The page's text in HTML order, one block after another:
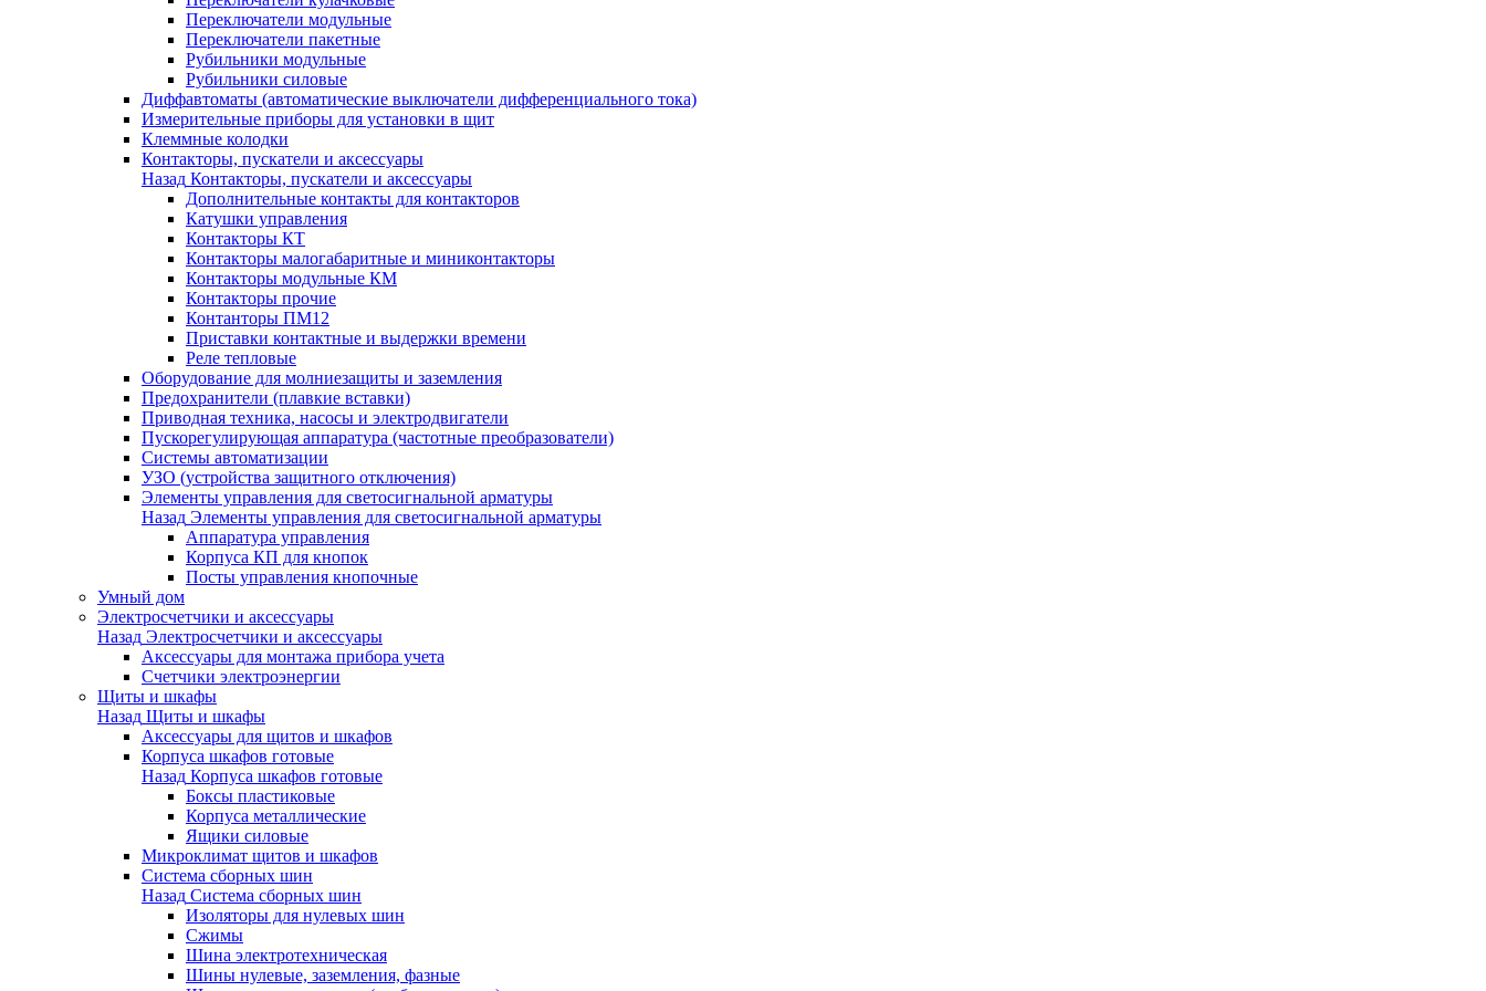
Переключатели модульные
Переключатели пакетные
Рубильники модульные
Рубильники силовые
Диффавтоматы (автоматические выключатели дифференциального тока)
Измерительные приборы для установки в щит
Клеммные колодки
Контакторы, пускатели и аксессуары
Назад Контакторы, пускатели и аксессуары
Дополнительные контакты для контакторов
Катушки управления
Контакторы КТ
Контакторы малогабаритные и миниконтакторы
Контакторы модульные КМ
Контакторы прочие
Контанторы ПМ12
Приставки контактные и выдержки времени
Реле тепловые
Оборудование для молниезащиты и заземления
Предохранители (плавкие вставки)
Приводная техника, насосы и электродвигатели
Пускорегулирующая аппаратура (частотные преобразователи)
Системы автоматизации
УЗО (устройства защитного отключения)
Элементы управления для светосигнальной арматуры
Назад Элементы управления для светосигнальной арматуры
Аппаратура управления
Корпуса КП для кнопок
Посты управления кнопочные
Умный дом
Электросчетчики и аксессуары
Назад Электросчетчики и аксессуары
Аксессуары для монтажа прибора учета
Счетчики электроэнергии
Щиты и шкафы
Назад Щиты и шкафы
Аксессуары для щитов и шкафов
Корпуса шкафов готовые
Назад Корпуса шкафов готовые
Боксы пластиковые
Корпуса металлические
Ящики силовые
Микроклимат щитов и шкафов
Система сборных шин
Назад Система сборных шин
Изоляторы для нулевых шин
Сжимы
Шина электротехническая
Шины нулевые, заземления, фазные